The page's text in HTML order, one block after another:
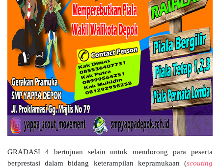
GRADASI 4 bertujuan selain untuk mendorong para peserta
berprestasi dalam bidang keterampilan kepramukaan (scouting